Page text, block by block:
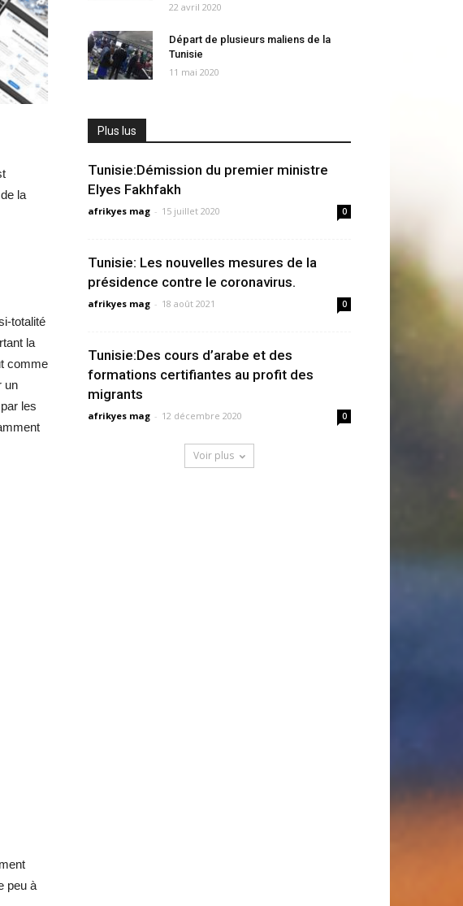
la
totalité
la
comme
un
les
peu à
22 avril 2020
Départ de plusieurs maliens de la
Tunisie
11 mai 2020
Plus lus
Tunisie:Démission du premier ministre
Elyes Fakhfakh
afrikyes mag - 15 juillet 2020 0
Tunisie: Les nouvelles mesures de la
présidence contre le coronavirus.
afrikyes mag - 18 août 2021 0
Tunisie:Des cours d’arabe et des
formations certifiantes au profit des
migrants
afrikyes mag - 12 décembre 2020 0
Voir plus